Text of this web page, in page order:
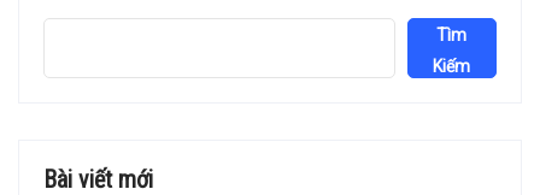
Tìm
Kiếm
Bài viết mới